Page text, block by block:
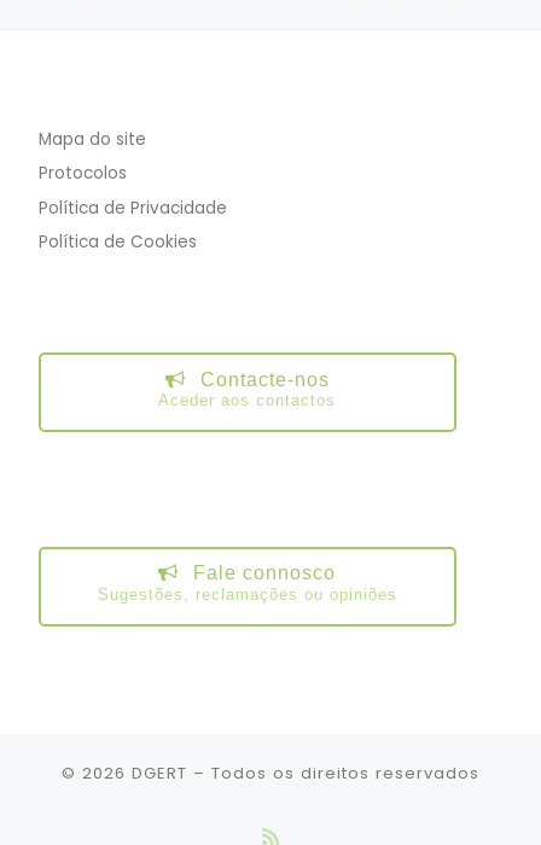
Mapa do site
Protocolos
Política de Privacidade
Política de Cookies
Contacte-nos
Aceder aos contactos
Fale connosco
Sugestões, reclamações ou opiniões
© 2026 DGERT – Todos os direitos reservados